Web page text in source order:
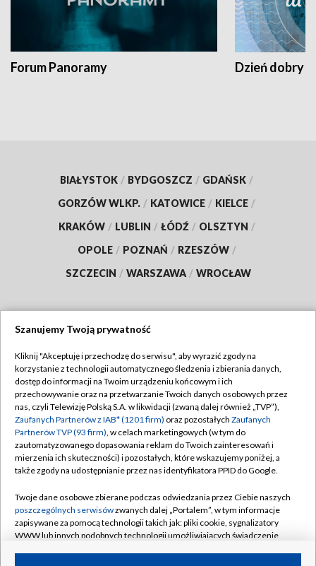
Forum Panoramy Dzień dobry
BIAŁYSTOK / BYDGOSZCZ / GDAŃSK /
GORZÓW WLKP. / KATOWICE / KIELCE /
KRAKÓW / LUBLIN / ŁÓDŹ / OLSZTYN /
OPOLE / POZNAŃ / RZESZÓW /
SZCZECIN / WARSZAWA / WROCŁAW
TVP
Abonament TVP
Emisja w TVP
Centrum informacji TVP
Naziemna Telewizja Cyfrowa
Rada Programowa
System NOS
Informacje o nadawcy
Regulamin TVP
Polityka prywatności
Moje zgody
Pomoc
Kontakt
Kanały
Szanujemy Twoją prywatność
Kliknij "Akceptuję i przechodzę do serwisu", aby wyrazić zgody na
korzystanie z technologii automatycznego śledzenia i zbierania danych,
dostęp do informacji na Twoim urządzeniu końcowym i ich
przechowywanie oraz na przetwarzanie Twoich danych osobowych przez
nas, czyli Telewizję Polską S.A. w likwidacji (zwaną dalej również „TVP”),
Zaufanych Partnerów z IAB* (1201 firm) oraz pozostałych Zaufanych
Partnerów TVP (93 firm), w celach marketingowych (w tym do
zautomatyzowanego dopasowania reklam do Twoich zainteresowań i
mierzenia ich skuteczności) i pozostałych, które wskazujemy poniżej, a
także zgody na udostępnianie przez nas identyfikatora PPID do Google.
Twoje dane osobowe zbierane podczas odwiedzania przez Ciebie naszych
poszczególnych serwisówzwanych dalej „Portalem”, w tym informacje
zapisywane za pomocą technologii takich jak: pliki cookie, sygnalizatory
WWW lub innych podobnych technologii umożliwiających świadczenie